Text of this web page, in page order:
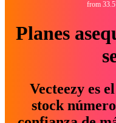
from
Planes
Vecteezy es
stock